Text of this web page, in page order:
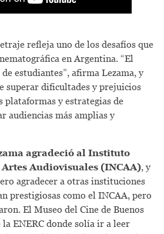
refleja uno de los desafíos que
en Argentina. “El
estudiantes”, afirma Lezama, y
superar dificultades y prejuicios
plataformas y estrategias de
audiencias más amplias y
agradeció al Instituto
Audiovisuales (INCAA), y
agradecer a otras instituciones
prestigiosas como el INCAA, pero
El Museo del Cine de Buenos
ENERC donde solía ir a leer